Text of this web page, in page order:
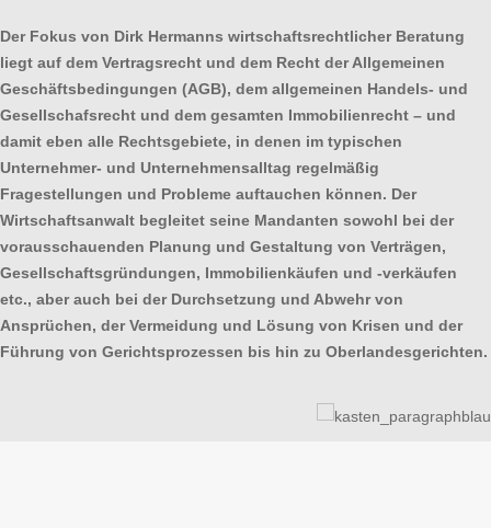
Der Fokus von Dirk Hermanns wirtschaftsrechtlicher Beratung
liegt auf dem Vertragsrecht und dem Recht der Allgemeinen
Geschäftsbedingungen (AGB), dem allgemeinen Handels- und
Gesellschafsrecht und dem gesamten Immobilienrecht – und
damit eben alle Rechtsgebiete, in denen im typischen
Unternehmer- und Unternehmensalltag regelmäßig
Fragestellungen und Probleme auftauchen können. Der
Wirtschaftsanwalt begleitet seine Mandanten sowohl bei der
vorausschauenden Planung und Gestaltung von Verträgen,
Gesellschaftsgründungen, Immobilienkäufen und -verkäufen
etc., aber auch bei der Durchsetzung und Abwehr von
Ansprüchen, der Vermeidung und Lösung von Krisen und der
Führung von Gerichtsprozessen bis hin zu Oberlandesgerichten.